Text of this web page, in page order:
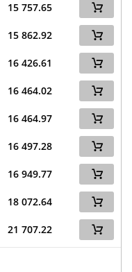
15 757.65
15 862.92
16 426.61
16 464.02
16 464.97
16 497.28
16 949.77
18 072.64
21 707.22